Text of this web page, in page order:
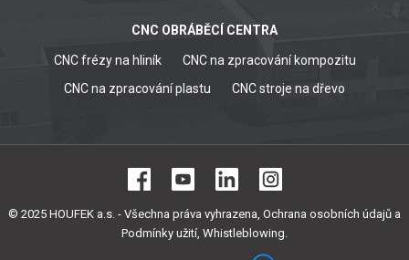
CNC OBRÁBĚCÍ CENTRA
CNC frézy na hliník
CNC na zpracování kompozitu
CNC na zpracování plastu
CNC stroje na dřevo
© 2025 HOUFEK a.s. - Všechna práva vyhrazena, Ochrana osobních údajů a
Podmínky užití, Whistleblowing.